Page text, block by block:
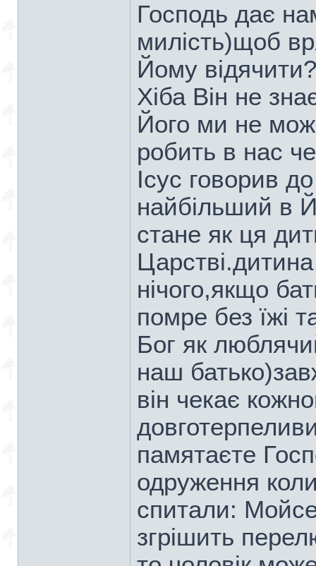
Господь дає
милість)щоб
Йому відячити?
Хіба Він не
Його ми не
робить в нас
Ісус говорив
найбільший в
стане як ця
нічого,якщо
помре без їжі
Бог як
наш
він чекає
памятаєте
одруження
спитали:
згрішить